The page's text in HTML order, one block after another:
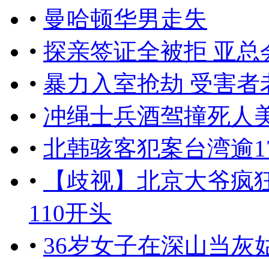
• 曼哈顿华男走失
• 探亲签证全被拒 亚总
• 暴力入室抢劫 受害者
• 冲绳士兵酒驾撞死人
• 北韩骇客犯案台湾逾
•
【歧视】北京大爷
110开头
• 36岁女子在深山当灰